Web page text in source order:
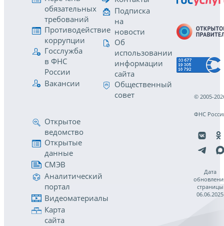
обязательных
требований
Противодействие
коррупции
Госслужба
в ФНС
России
Вакансии
Подписка
на
новости
Об
использовании
информации
сайта
Общественный
совет
Открытое
ведомство
Открытые
данные
СМЭВ
Аналитический
портал
Видеоматериалы
Карта
сайта
© 2005-
ФНС
Дата
страницы
06.06.2025